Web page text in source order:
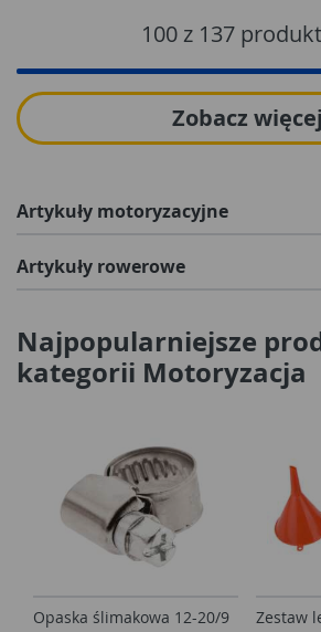
100z 137
Zobacz więcej
Artykuły motoryzacyjne
Artykuły rowerowe
Najpopularniejsze
kategorii Motoryzacja
Opaska ślimakowa 12-20/9
Zestaw